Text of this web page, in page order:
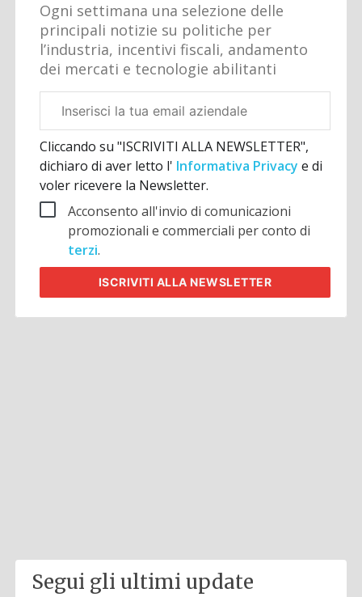
Ogni settimana una selezione delle
principali notizie su politiche per
l’industria, incentivi fiscali, andamento
dei mercati e tecnologie abilitanti
aziendale
Cliccando su "ISCRIVITI ALLA NEWSLETTER",
dichiaro di aver letto l' Informativa Privacye di
voler ricevere la Newsletter.
Acconsento all'invio di comunicazioni
promozionali e commerciali per conto di
terzi.
ISCRIVITI ALLA NEWSLETTER
Segui gli ultimi update